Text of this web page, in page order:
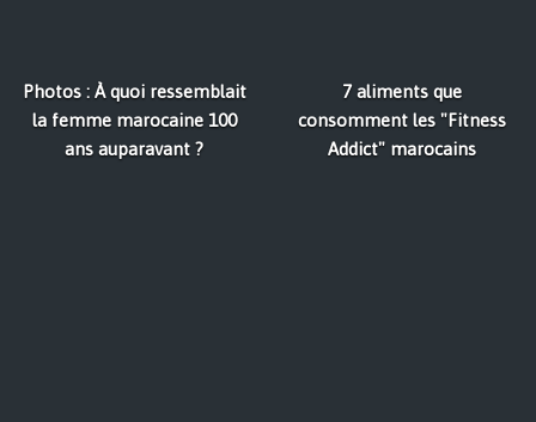
Photos : À quoi ressemblait
la femme marocaine 100
ans auparavant ?
7 aliments que
consomment les "Fitness
Addict" marocains